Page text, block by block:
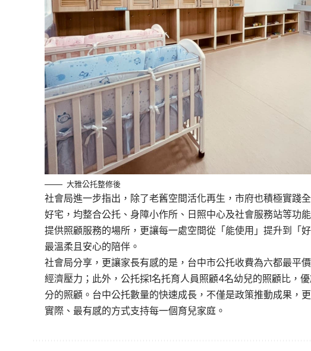
大雅公托整修後
社會局進一步指出，除了老舊空間活化再生，市府也積極實踐
好宅，均整合公托、身障小作所、日照中心及社會服務站等功
提供照顧服務的場所，更讓每一處空間從「能使用」提升到「
最溫柔且安心的陪伴。
社會局分享，更讓家長有感的是，台中市公托收費為六都最平
經濟壓力；此外，公托採1名托育人員照顧4名幼兒的照顧比，
分的照顧。台中公托數量的快速成長，不僅是政策推動成果，
實際、最有感的方式支持每一個育兒家庭。